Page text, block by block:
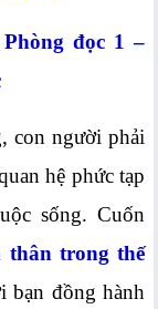
đọc 1 –
con người phải
hệ phức tạp
sống. Cuốn
thân trong thế
bạn đồng hành